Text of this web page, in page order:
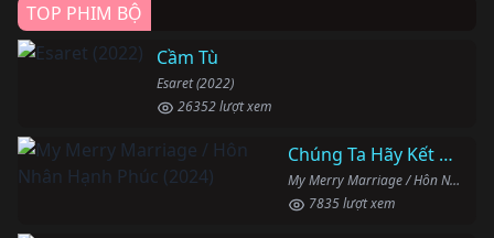
TOP PHIM BỘ
Cầm Tù
Esaret (2022)
26352 lượt xem
Chúng Ta Hãy Kết Hôn Nhé
My Merry Marriage / Hôn Nhân Hạnh Phúc (2024)
7835 lượt xem